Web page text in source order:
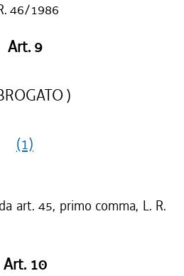
46/1986
Art. 9
)
(1)
art. 45, primo comma, L. R.
Art. 10